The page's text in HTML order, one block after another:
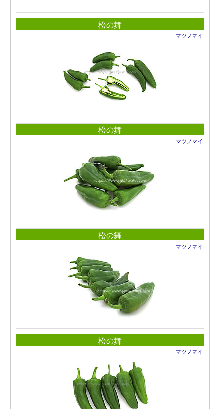
松の舞
マツノマイ
松の舞
マツノマイ
松の舞
マツノマイ
松の舞
マツノマイ